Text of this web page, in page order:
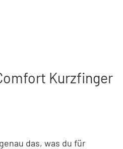
Kurzfinger
das, was du für